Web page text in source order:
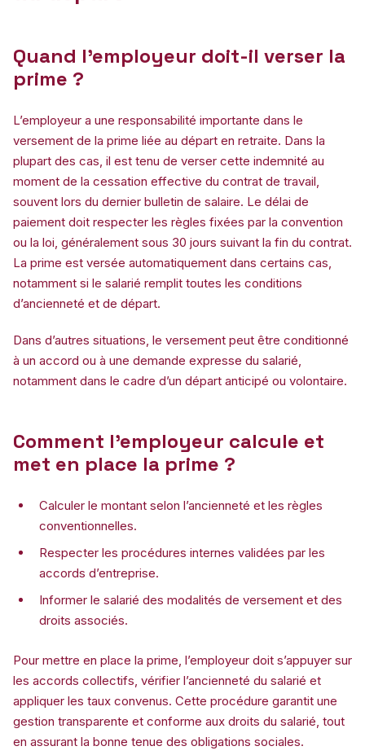
Quand l’employeur doit-il verser la
prime ?
L’employeur a une responsabilité importante dans le
versement de la prime liée au départ en retraite. Dans la
plupart des cas, il est tenu de verser cette indemnité au
moment de la cessation effective du contrat de travail,
souvent lors du dernier bulletin de salaire. Le délai de
paiement doit respecter les règles fixées par la convention
ou la loi, généralement sous 30 jours suivant la fin du contrat.
La prime est versée automatiquement dans certains cas,
notamment si le salarié remplit toutes les conditions
d’ancienneté et de départ.
Dans d’autres situations, le versement peut être conditionné
à un accord ou à une demande expresse du salarié,
notamment dans le cadre d’un départ anticipé ou volontaire.
Comment l’employeur calcule et
met en place la prime ?
Calculer le montant selon l’ancienneté et les règles
conventionnelles.
Respecter les procédures internes validées par les
accords d’entreprise.
Informer le salarié des modalités de versement et des
droits associés.
Pour mettre en place la prime, l’employeur doit s’appuyer sur
les accords collectifs, vérifier l’ancienneté du salarié et
appliquer les taux convenus. Cette procédure garantit une
gestion transparente et conforme aux droits du salarié, tout
en assurant la bonne tenue des obligations sociales.